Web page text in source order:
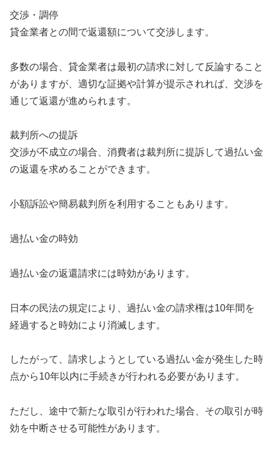
交渉・調停
貸金業者との間で返還額について交渉します。
多数の場合、貸金業者は最初の請求に対して反論すること
がありますが、適切な証拠や計算が提示されれば、交渉を
通じて返還が進められます。
裁判所への提訴
交渉が不成立の場合、消費者は裁判所に提訴して過払い金
の返還を求めることができます。
小額訴訟や簡易裁判所を利用することもあります。
過払い金の時効
過払い金の返還請求には時効があります。
日本の民法の規定により、過払い金の請求権は10年間を
経過すると時効により消滅します。
したがって、請求しようとしている過払い金が発生した時
点から10年以内に手続きが行われる必要があります。
ただし、途中で新たな取引が行われた場合、その取引が時
効を中断させる可能性があります。